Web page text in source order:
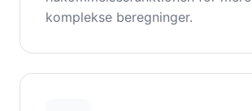
komplekse beregninger.